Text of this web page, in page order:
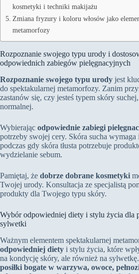
kosmetyki i techniki makijażu
Zmiana fryzury i koloru włosów jako
metamorfozy
Rozpoznanie swojego typu urody i
odpowiednich zabiegów pielęgnacyjnych
Rozpoznanie swojego typu urody jest
do spektakularnej metamorfozy. Zanim
zastanów się, czy jesteś typem skóry
normalnej.
Wybierając odpowiednie zabiegi
potrzeby swojej cery. Skóra sucha
podczas gdy skóra tłusta potrzebuje
wydzielanie sebum.
Pamiętaj, że dobrze dobrane kosmetyki
Twojej urody. Konsultacja ze specjalistą
produkty dla Twojego typu skóry.
Wybór odpowiedniej diety i stylu życia dla
sylwetki
Ważnym elementem spektakularnej
odpowiedniej diety i stylu życia, które
na kondycję skóry, ale również na
posiłki bogate w warzywa, owoce,